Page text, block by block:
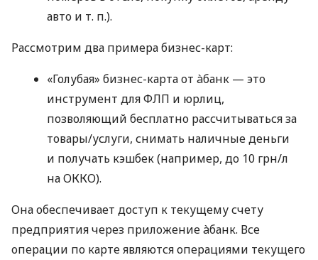
авто и т. п.).
Рассмотрим два примера бизнес-карт:
«Голубая» бизнес-карта от àбанк — это
инструмент для ФЛП и юрлиц,
позволяющий бесплатно рассчитываться за
товары/услуги, снимать наличные деньги
и получать кэшбек (например, до 10 грн/л
на ОККО).
Она обеспечивает доступ к текущему счету
предприятия через приложение àбанк. Все
операции по карте являются операциями текущего